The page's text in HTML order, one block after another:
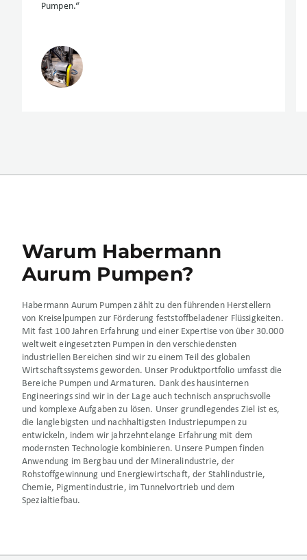
Pumpen.“
Warum Habermann
Aurum Pumpen?
Habermann Aurum Pumpen zählt zu den führenden Herstellern
von Kreiselpumpen zur Förderung feststoffbeladener Flüssigkeiten.
Mit fast 100 Jahren Erfahrung und einer Expertise von über 30.000
weltweit eingesetzten Pumpen in den verschiedensten
industriellen Bereichen sind wir zu einem Teil des globalen
Wirtschaftssystems geworden. Unser Produktportfolio umfasst die
Bereiche Pumpen und Armaturen. Dank des hausinternen
Engineerings sind wir in der Lage auch technisch anspruchsvolle
und komplexe Aufgaben zu lösen. Unser grundlegendes Ziel ist es,
die langlebigsten und nachhaltigsten Industriepumpen zu
entwickeln, indem wir jahrzehntelange Erfahrung mit dem
modernsten Technologie kombinieren. Unsere Pumpen finden
Anwendung im Bergbau und der Mineralindustrie, der
Rohstoffgewinnung und Energiewirtschaft, der Stahlindustrie,
Chemie, Pigmentindustrie, im Tunnelvortrieb und dem
Spezialtiefbau.